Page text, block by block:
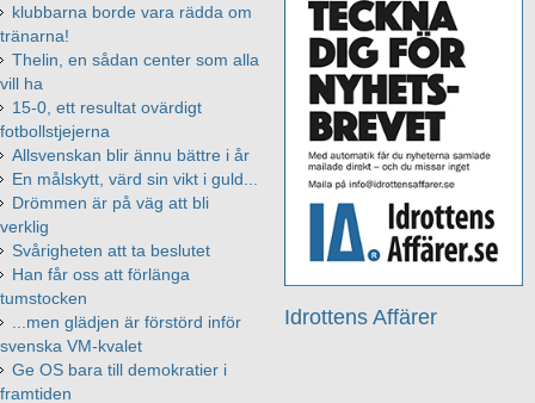
Idrottens Affärer
klubbarna borde vara rädda om
tränarna!
Thelin, en sådan center som alla
vill ha
15-0, ett resultat ovärdigt
fotbollstjejerna
Allsvenskan blir ännu bättre i år
En målskytt, värd sin vikt i guld...
Drömmen är på väg att bli
verklig
Svårigheten att ta beslutet
Han får oss att förlänga
tumstocken
...men glädjen är förstörd inför
svenska VM-kvalet
Ge OS bara till demokratier i
framtiden